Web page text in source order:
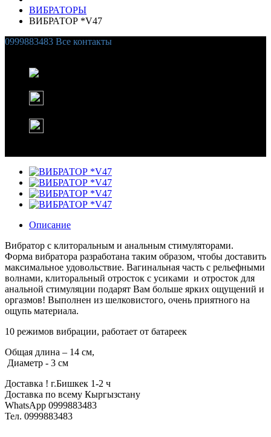
ВИБРАТОРЫ
ВИБРАТОР *V47
0999883483 Все контакты
Описание
Вибратор с клиторальным и анальным стимуляторами.
Форма вибратора разработана таким образом, чтобы доставить
максимальное удовольствие. Вагинальная часть с рельефными
волнами, клиторальный отросток с усиками и отросток для
анальной стимуляции подарят Вам больше ярких ощущений и
оргазмов! Выполнен из шелковистого, очень приятного на
ощупь материала.
10 режимов вибрации, работает от батареек
Общая длина – 14 см,
Диаметр - 3 см
Доставка ! г.Бишкек 1-2 ч
Доставка по всему Кыргызстану
WhatsApp 0999883483
Тел. 0999883483